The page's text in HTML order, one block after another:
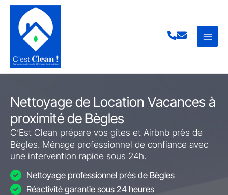
Aller
contenu
Nettoyage de Location Vacances à
proximité de Bègles
C’Est Clean prépare vos gîtes et Airbnb près de
Bègles. Ménage professionnel de confiance avec
une intervention rapide sous 24h.
Nettoyage professionnel près de Bègles
Réactivité garantie sous 24 heures